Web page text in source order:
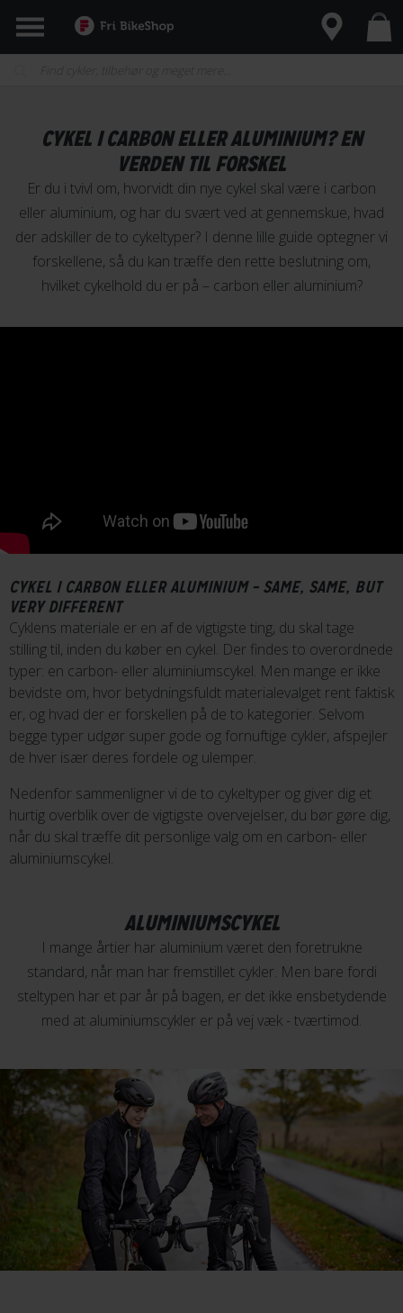
CYKEL I CARBON ELLER ALUMINIUM? EN
VERDEN TIL FORSKEL
Er du i tvivl om, hvorvidt din nye cykel skal være i carbon
eller aluminium, og har du svært ved at gennemskue, hvad
der adskiller de to cykeltyper? I denne lille guide optegner vi
forskellene, så du kan træffe den rette beslutning om,
hvilket cykelhold du er på – carbon eller aluminium?
CYKEL I CARBON ELLER ALUMINIUM – SAME, SAME, BUT
VERY DIFFERENT
Cyklens materiale er en af de vigtigste ting, du skal tage
stilling til, inden du køber en cykel. Der findes to overordnede
typer: en carbon- eller aluminiumscykel. Men mange er ikke
bevidste om, hvor betydningsfuldt materialevalget rent faktisk
er, og hvad der er forskellen på de to kategorier. Selvom
begge typer udgør super gode og fornuftige cykler, afspejler
de hver især deres fordele og ulemper.
Nedenfor sammenligner vi de to cykeltyper og giver dig et
hurtig overblik over de vigtigste overvejelser, du bør gøre dig,
når du skal træffe dit personlige valg om en carbon- eller
aluminiumscykel.
ALUMINIUMSCYKEL
I mange årtier har aluminium været den foretrukne
standard, når man har fremstillet cykler. Men bare fordi
steltypen har et par år på bagen, er det ikke ensbetydende
med at aluminiumscykler er på vej væk - tværtimod.